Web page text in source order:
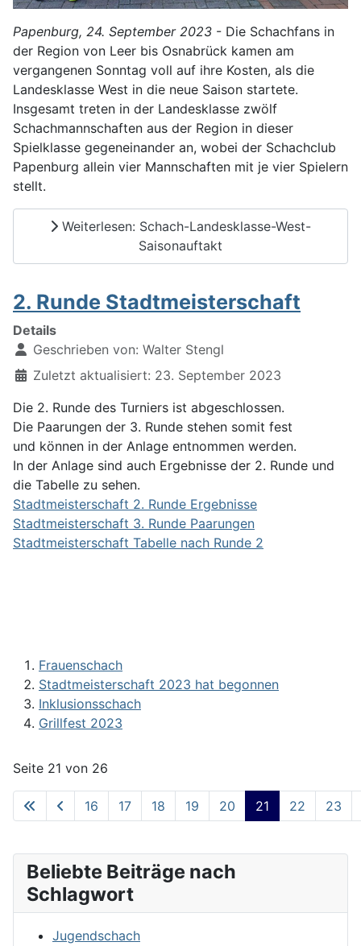
Papenburg, 24. September 2023 - Die Schachfans in
der Region von Leer bis Osnabrück kamen am
vergangenen Sonntag voll auf ihre Kosten, als die
Landesklasse West in die neue Saison startete.
Insgesamt treten in der Landesklasse zwölf
Schachmannschaften aus der Region in dieser
Spielklasse gegeneinander an, wobei der Schachclub
Papenburg allein vier Mannschaften mit je vier Spielern
stellt.
Weiterlesen: Schach-Landesklasse-West-
Saisonauftakt
2. Runde Stadtmeisterschaft
Details
Geschrieben von: Walter Stengl
Zuletzt aktualisiert: 23. September 2023
Die 2. Runde des Turniers ist abgeschlossen.
Die Paarungen der 3. Runde stehen somit fest
und können in der Anlage entnommen werden.
In der Anlage sind auch Ergebnisse der 2. Runde und
die Tabelle zu sehen.
Stadtmeisterschaft 2. Runde Ergebnisse
Stadtmeisterschaft 3. Runde Paarungen
Stadtmeisterschaft Tabelle nach Runde 2
Frauenschach
Stadtmeisterschaft 2023 hat begonnen
Inklusionsschach
Grillfest 2023
Seite 21 von 26
16 17 18 19 20 21 22 23
Beliebte Beiträge nach
Schlagwort
Jugendschach